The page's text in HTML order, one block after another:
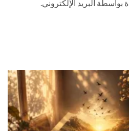
بواسطة البريد الإلكتروني.